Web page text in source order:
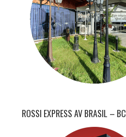
ROSSI EXPRESS AV BRASIL – BC